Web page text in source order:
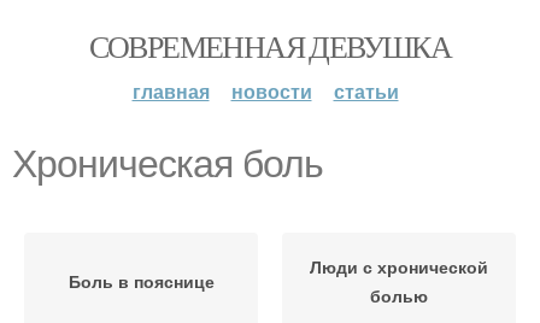
СОВРЕМЕННАЯ ДЕВУШКА
главная новости статьи
Хроническая боль
Боль в пояснице
Люди с хронической
болью